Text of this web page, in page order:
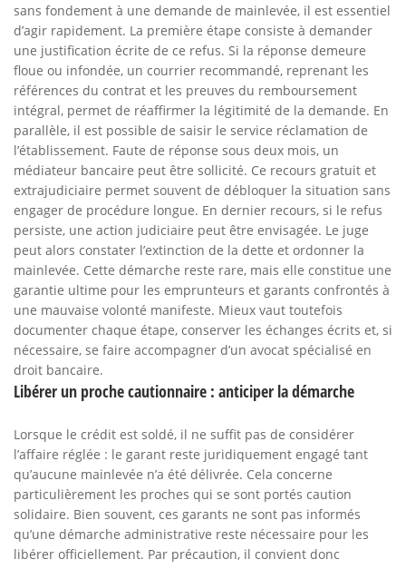
sans fondement à une demande de mainlevée, il est essentiel
d’agir rapidement. La première étape consiste à demander
une justification écrite de ce refus. Si la réponse demeure
floue ou infondée, un courrier recommandé, reprenant les
références du contrat et les preuves du remboursement
intégral, permet de réaffirmer la légitimité de la demande. En
parallèle, il est possible de saisir le service réclamation de
l’établissement. Faute de réponse sous deux mois, un
médiateur bancaire peut être sollicité. Ce recours gratuit et
extrajudiciaire permet souvent de débloquer la situation sans
engager de procédure longue. En dernier recours, si le refus
persiste, une action judiciaire peut être envisagée. Le juge
peut alors constater l’extinction de la dette et ordonner la
mainlevée. Cette démarche reste rare, mais elle constitue une
garantie ultime pour les emprunteurs et garants confrontés à
une mauvaise volonté manifeste. Mieux vaut toutefois
documenter chaque étape, conserver les échanges écrits et, si
nécessaire, se faire accompagner d’un avocat spécialisé en
droit bancaire.
Libérer un proche cautionnaire : anticiper la démarche
Lorsque le crédit est soldé, il ne suffit pas de considérer
l’affaire réglée : le garant reste juridiquement engagé tant
qu’aucune mainlevée n’a été délivrée. Cela concerne
particulièrement les proches qui se sont portés caution
solidaire. Bien souvent, ces garants ne sont pas informés
qu’une démarche administrative reste nécessaire pour les
libérer officiellement. Par précaution, il convient donc